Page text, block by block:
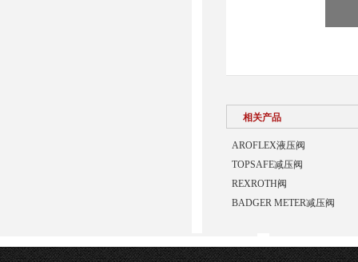
相关产品
AROFLEX液压阀
TOPSAFE减压阀
REXROTH阀
BADGER METER减压阀